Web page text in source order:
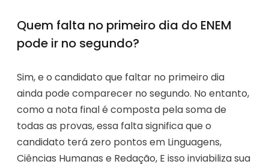
Quem falta no primeiro dia do ENEM
pode ir no segundo?
Sim, e o candidato que faltar no primeiro dia
ainda pode comparecer no segundo. No entanto,
como a nota final é composta pela soma de
todas as provas, essa falta significa que o
candidato terá zero pontos em Linguagens,
Ciências Humanas e Redação, E isso inviabiliza sua